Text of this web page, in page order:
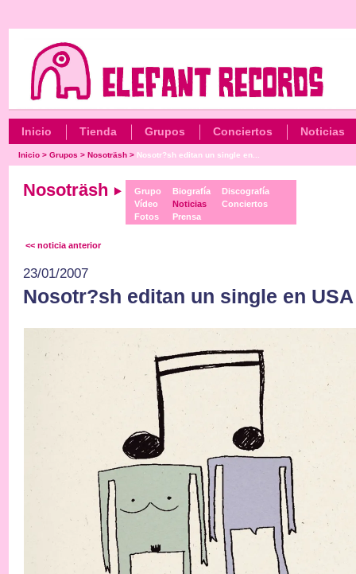
Inicio Tienda Grupos Conciertos Noticias
Inicio >Grupos >Nosoträsh > Nosotr?sh editan un single en...
Nosoträsh
Grupo
Vídeo
Fotos
Biografía
Noticias
Prensa
Discografía
Conciertos
<< noticia anterior
23/01/2007
Nosotr?sh editan un single en USA